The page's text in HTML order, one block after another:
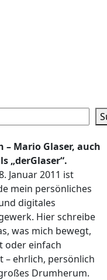
– Mario Glaser, auch
„derGlaser“.
Januar 2011 ist
mein persönliches
digitales
Hier schreibe
was mich bewegt,
oder einfach
– ehrlich, persönlich
Drumherum.